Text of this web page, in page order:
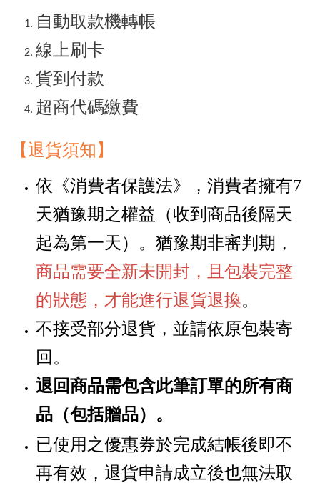
自動取款機轉帳
線上刷卡
貨到付款
超商代碼繳費
【退貨須知 】
依《消費者保護法》，消費者擁有7
天猶豫期之權益 （收到商品後隔天
起為第一天） 。猶豫期非審判期，
商品需要全新未開封，且包裝完整
的狀態，才能進行退貨退換。
不接受部分退貨，並請依原包裝寄
回。
退回商品需包含此筆訂單的所有商
品 （包括贈品） 。
已使用之優惠券於完成結帳後即不
再有效，退貨申請成立後也無法取